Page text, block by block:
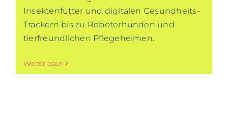
Insektenfutter und digitalen Gesundheits-
Trackern bis zu Roboterhunden und
tierfreundlichen Pflegeheimen.
Weiterlesen